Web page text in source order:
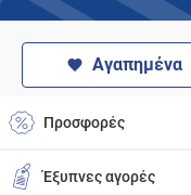
Αγαπημένα
Προσφορές
Έξυπνες αγορές